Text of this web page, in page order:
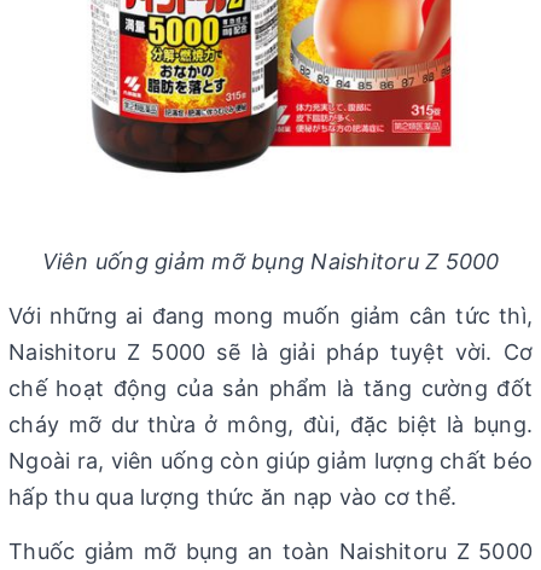
Viên uống giảm mỡ bụng Naishitoru Z 5000
Với những ai đang mong muốn giảm cân tức thì,
Naishitoru Z 5000 sẽ là giải pháp tuyệt vời. Cơ
chế hoạt động của sản phẩm là tăng cường đốt
cháy mỡ dư thừa ở mông, đùi, đặc biệt là bụng.
Ngoài ra, viên uống còn giúp giảm lượng chất béo
hấp thu qua lượng thức ăn nạp vào cơ thể.
Thuốc giảm mỡ bụng an toàn Naishitoru Z 5000